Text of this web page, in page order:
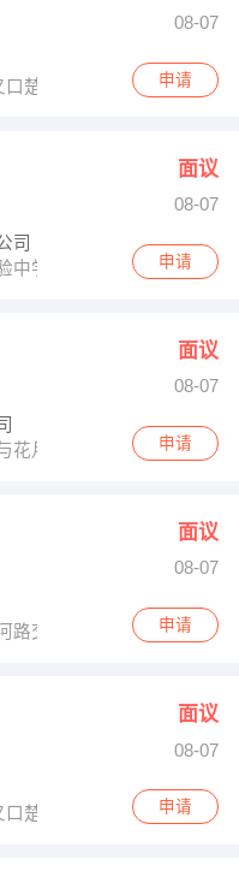
08-07
楚楼水库西700米路南
申请
面议
08-07
司
中学隔壁
申请
面议
08-07
花月路交叉口向西200米
申请
面议
08-07
路交叉西南角
申请
面议
08-07
楚楼水库西700米路南
申请